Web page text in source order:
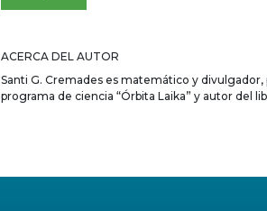
ACERCA DEL AUTOR
Santi G. Cremades es matemático y divulgador,
programa de ciencia “Órbita Laika” y autor del